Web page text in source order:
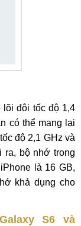
lõi đôi tốc độ 1,4
có thể mang lại
độ 2,1 GHz và
ra, bộ nhớ trong
là 16 GB,
khả dụng cho
S6 và